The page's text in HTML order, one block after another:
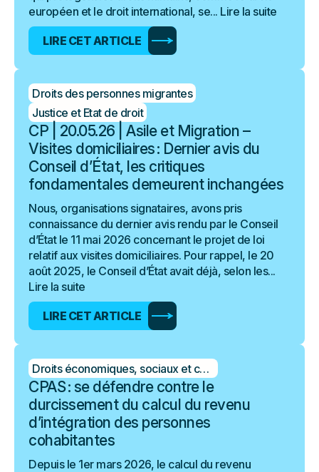
européen et le droit international, se... Lire la suite
LIRE CET ARTICLE
Droits des personnes migrantes
Justice et Etat de droit
CP | 20.05.26 | Asile et Migration –
Visites domiciliaires : Dernier avis du
Conseil d’État, les critiques
fondamentales demeurent inchangées
Nous, organisations signataires, avons pris
connaissance du dernier avis rendu par le Conseil
d’État le 11 mai 2026 concernant le projet de loi
relatif aux visites domiciliaires. Pour rappel, le 20
août 2025, le Conseil d’État avait déjà, selon les...
Lire la suite
LIRE CET ARTICLE
Droits économiques, sociaux et culturels
CPAS : se défendre contre le
durcissement du calcul du revenu
d’intégration des personnes
cohabitantes
Depuis le 1er mars 2026, le calcul du revenu